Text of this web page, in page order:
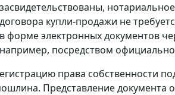
засвидетельствованы,
договора купли-продажи не
в форме электронных документов
например, посредством
права собственности
Представление документа